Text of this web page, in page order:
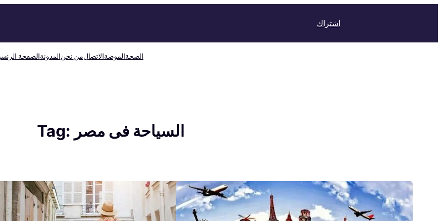
اشتراك
الصفحةالمدونةمن نحنالاتصالالموضةالصحة
Tag: السياحة فى مصر